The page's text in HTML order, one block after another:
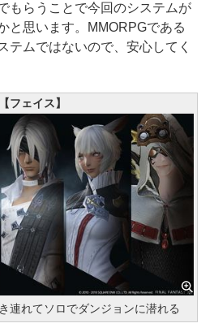
もらうことで今回のシステムが
と思います。MMORPGである
テムではないので、安心してく
【フェイス】
連れてソロでダンジョンに潜れる